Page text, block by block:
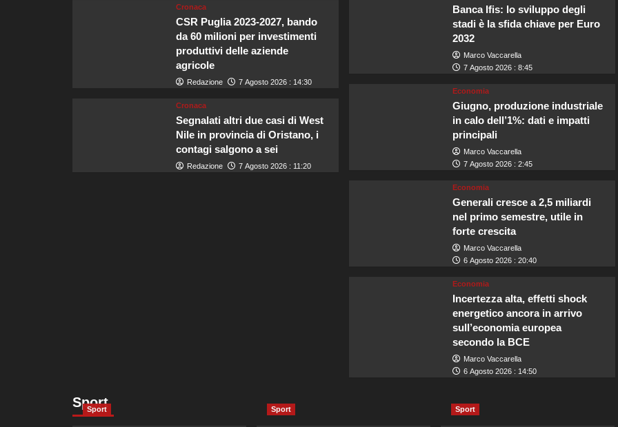
Cronaca
CSR Puglia 2023-2027, bando
da 60 milioni per investimenti
produttivi delle aziende
agricole
Redazione 7 Agosto 2026 : 14:30
Cronaca
Segnalati altri due casi di West
Nile in provincia di Oristano, i
contagi salgono a sei
Redazione 7 Agosto 2026 : 11:20
Banca Ifis: lo sviluppo degli
stadi è la sfida chiave per Euro
2032
Marco Vaccarella
7 Agosto 2026 : 8:45
Economia
Giugno, produzione industriale
in calo dell’1%: dati e impatti
principali
Marco Vaccarella
7 Agosto 2026 : 2:45
Economia
Generali cresce a 2,5 miliardi
nel primo semestre, utile in
forte crescita
Marco Vaccarella
6 Agosto 2026 : 20:40
Economia
Incertezza alta, effetti shock
energetico ancora in arrivo
sull’economia europea
secondo la BCE
Marco Vaccarella
6 Agosto 2026 : 14:50
Sport
Sport Sport Sport